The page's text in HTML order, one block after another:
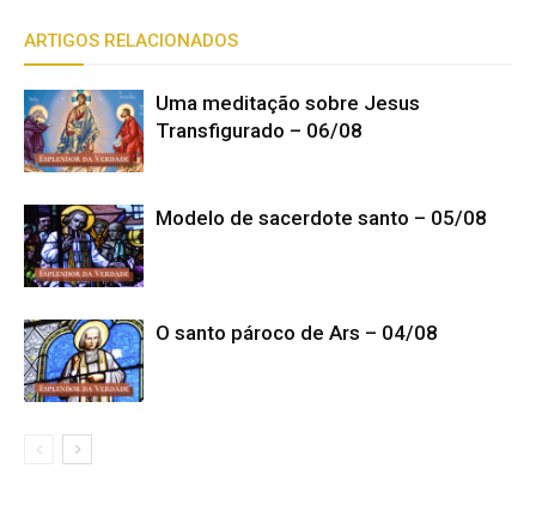
ARTIGOS RELACIONADOS
Uma meditação sobre Jesus
Transfigurado – 06/08
Modelo de sacerdote santo – 05/08
O santo pároco de Ars – 04/08